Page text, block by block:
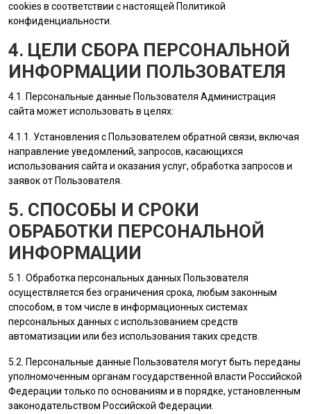
cookies в соответствии с настоящей Политикой
конфиденциальности.
4. ЦЕЛИ СБОРА ПЕРСОНАЛЬНОЙ
ИНФОРМАЦИИ ПОЛЬЗОВАТЕЛЯ
4.1. Персональные данные Пользователя Администрация
сайта может использовать в целях:
4.1.1. Установления с Пользователем обратной связи, включая
направление уведомлений, запросов, касающихся
использования сайта и оказания услуг, обработка запросов и
заявок от Пользователя
5. СПОСОБЫ И СРОКИ
ОБРАБОТКИ ПЕРСОНАЛЬНОЙ
ИНФОРМАЦИИ
5.1. Обработка персональных данных Пользователя
осуществляется без ограничения срока, любым законным
способом, в том числе в информационных системах
персональных данных с использованием средств
автоматизации или без использования таких средств.
5.2. Персональные данные Пользователя могут быть переданы
уполномоченным органам государственной власти Российской
Федерации только по основаниям и в порядке, установленным
законодательством Российской Федерации.